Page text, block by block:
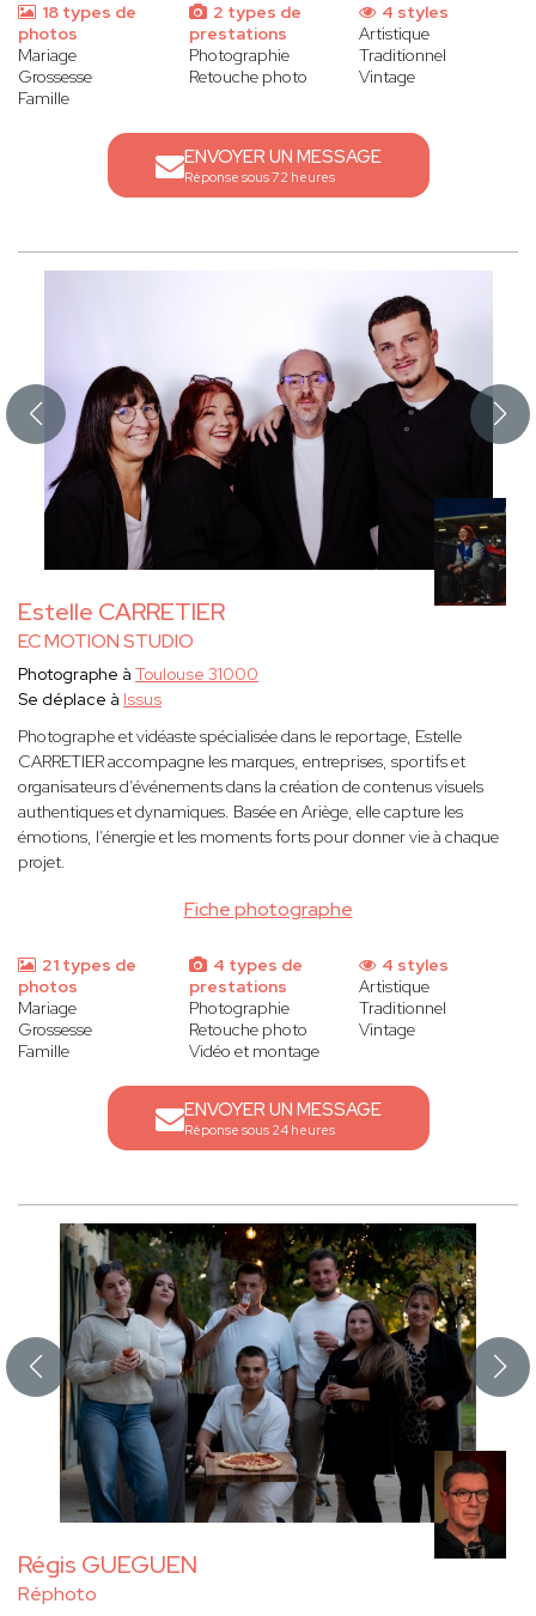
18 types de
photos
Mariage
Grossesse
Famille
2 types de
prestations
Photographie
Retouche photo
4 styles
Artistique
Traditionnel
Vintage
ENVOYER UN MESSAGE
Réponse sous 72 heures
Estelle CARRETIER
EC MOTION STUDIO
Fiche photographe
Photographe à Toulouse 31000
Se déplace à Issus
Photographe et vidéaste spécialisée dans le reportage, Estelle
CARRETIER accompagne les marques, entreprises, sportifs et
organisateurs d’événements dans la création de contenus visuels
authentiques et dynamiques. Basée en Ariège, elle capture les
émotions, l’énergie et les moments forts pour donner vie à chaque
projet.
21 types de
photos
Mariage
Grossesse
Famille
4 types de
prestations
Photographie
Retouche photo
Vidéo et montage
4 styles
Artistique
Traditionnel
Vintage
ENVOYER UN MESSAGE
Réponse sous 24 heures
Régis GUEGUEN
Réphoto